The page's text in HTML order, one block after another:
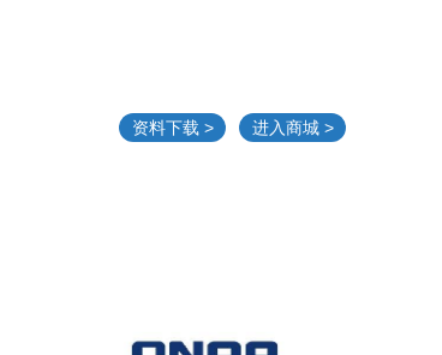
资料下载 > 进入商城 >